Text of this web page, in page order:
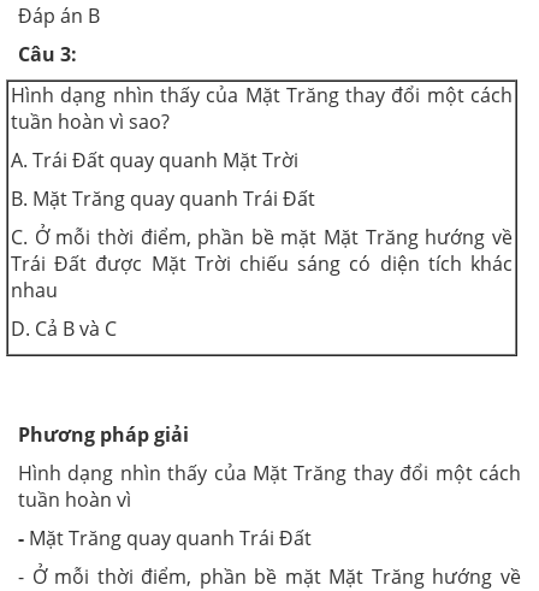
Đáp án B
Câu 3:
Hình dạng nhìn thấy của Mặt Trăng thay đổi một cách
tuần hoàn vì sao?
A. Trái Đất quay quanh Mặt Trời
B. Mặt Trăng quay quanh Trái Đất
C. Ở mỗi thời điểm, phần bề mặt Mặt Trăng hướng về
Trái Đất được Mặt Trời chiếu sáng có diện tích khác
nhau
D. Cả B và C
Phương pháp giải
Hình dạng nhìn thấy của Mặt Trăng thay đổi một cách
tuần hoàn vì
- Mặt Trăng quay quanh Trái Đất
- Ở mỗi thời điểm, phần bề mặt Mặt Trăng hướng về